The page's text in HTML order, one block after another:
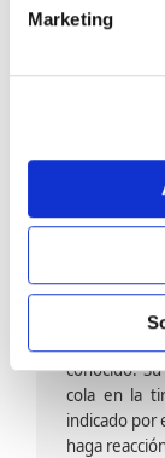
Marketing
barniz
fuegos, se
dado que
colocación
Papel
Formado
conocido.
cola en la
indicado por
haga